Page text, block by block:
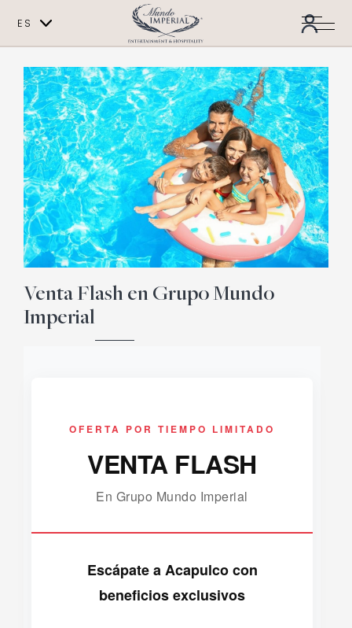
ES
EN
Venta Flash en Grupo Mundo
Imperial
OFERTA POR TIEMPO LIMITADO
VENTA FLASH
En Grupo Mundo Imperial
Escápate a Acapulco con
beneficios exclusivos